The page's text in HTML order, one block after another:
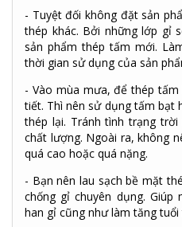
- Tuyệt đối không đặt sản
thép khác. Bởi những lớp gỉ
sản phẩm thép tấm mới.
thời gian sử dụng của sản
- Vào mùa mưa, để thép
tiết. Thì nên sử dụng tấm bạt
thép lại. Tránh tình trạng
chất lượng. Ngoài ra, không
quá cao hoặc quá nặng.
- Bạn nên lau sạch bề mặt
chống gỉ chuyên dụng.
han gỉ cũng như làm tăng